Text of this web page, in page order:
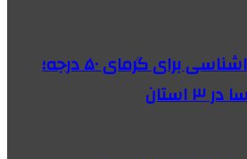
هشدار قرمز هواشناسی برای گرمای ۵۰ درجه؛
استان